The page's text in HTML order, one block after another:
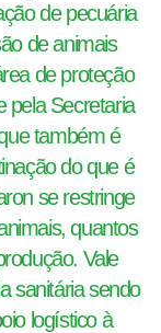
de pecuária
de animais
de proteção
pela Secretaria
também é
do que é
se restringe
quantos
Vale
sanitária sendo
logístico à